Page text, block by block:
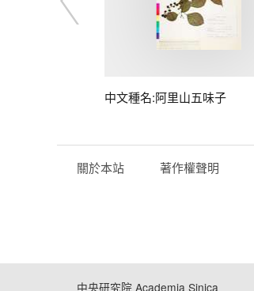
中文種名:阿里山五味子
關於本站 著作權聲明
中央研究院 Academia Sinica